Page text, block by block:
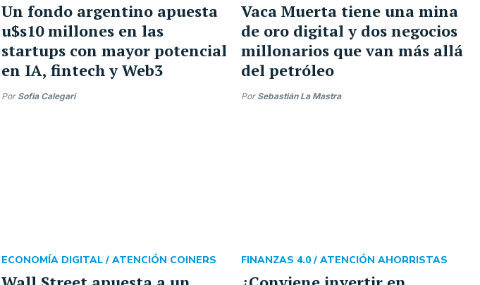
Un fondo argentino apuesta
u$s10 millones en las
startups con mayor potencial
en IA, fintech y Web3
Por Sofia Calegari
Vaca Muerta tiene una mina
de oro digital y dos negocios
millonarios que van más allá
del petróleo
Por Sebastián La Mastra
ECONOMÍA DIGITAL / ATENCIÓN COINERS FINANZAS 4.0 / ATENCIÓN AHORRISTAS